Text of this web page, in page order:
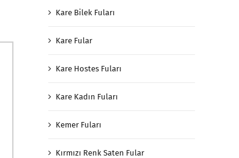
Kare Bilek Fuları
Kare Fular
Kare Hostes Fuları
Kare Kadın Fuları
Kemer Fuları
Kırmızı Renk Saten Fular